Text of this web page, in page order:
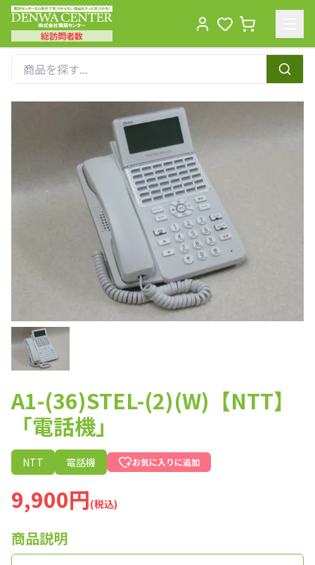
総訪問者数
A1-(36)STEL-(2)(W)【NTT】
「電話機」
NTT 電話機 お気に入りに追加
9,900円(税込)
商品説明